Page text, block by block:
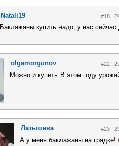
Natali19 #18 |
Баклажаны купить надо, у нас
olgamorgunov #22 |
Можно и купить.В этом году
Латышева #23 |
А у меня баклажаны на грядке!